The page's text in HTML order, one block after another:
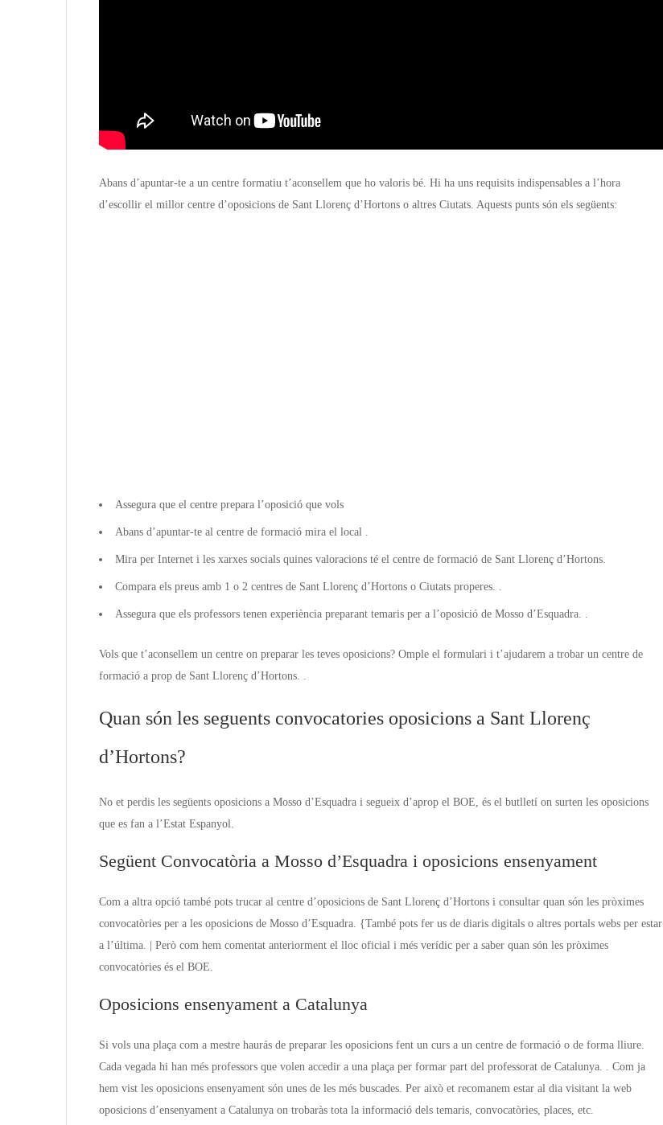
Abans d’apuntar-te a un centre formatiu t’aconsellem que ho valoris bé. Hi ha uns requisits indispensables a l’hora
d’escollir el millor centre d’oposicions de Sant Llorenç d’Hortons o altres Ciutats. Aquests punts són els següents:
Assegura que el centre prepara l’oposició que vols
Abans d’apuntar-te al centre de formació mira el local .
Mira per Internet i les xarxes socials quines valoracions té el centre de formació de Sant Llorenç d’Hortons.
Compara els preus amb 1 o 2 centres de Sant Llorenç d’Hortons o Ciutats properes. .
Assegura que els professors tenen experiència preparant temaris per a l’oposició de Mosso d’Esquadra. .
Vols que t’aconsellem un centre on preparar les teves oposicions? Omple el formulari i t’ajudarem a trobar un centre de
formació a prop de Sant Llorenç d’Hortons. .
Quan són les seguents convocatories oposicions a Sant Llorenç
d’Hortons?
No et perdis les següents oposicions a Mosso d’Esquadra i segueix d’aprop el BOE, és el butlletí on surten les oposicions
que es fan a l’Estat Espanyol.
Següent Convocatòria a Mosso d’Esquadra i oposicions ensenyament
Com a altra opció també pots trucar al centre d’oposicions de Sant Llorenç d’Hortons i consultar quan són les pròximes
convocatòries per a les oposicions de Mosso d’Esquadra. {També pots fer us de diaris digitals o altres portals webs per estar
a l’última. | Però com hem comentat anteriorment el lloc oficial i més verídic per a saber quan són les pròximes
convocatòries és el BOE.
Oposicions ensenyament a Catalunya
Si vols una plaça com a mestre haurás de preparar les oposicions fent un curs a un centre de formació o de forma lliure.
Cada vegada hi han més professors que volen accedir a una plaça per formar part del professorat de Catalunya. . Com ja
hem vist les oposicions ensenyament són unes de les més buscades. Per això et recomanem estar al dia visitant la web
oposicions d’ensenyament a Catalunya on trobaràs tota la informació dels temaris, convocatòries, places, etc.